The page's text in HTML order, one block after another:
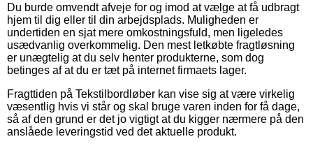
Du burde omvendt afveje for og imod at vælge at få udbragt
hjem til dig eller til din arbejdsplads. Muligheden er
undertiden en sjat mere omkostningsfuld, men ligeledes
usædvanlig overkommelig. Den mest letkøbte fragtløsning
er unægtelig at du selv henter produkterne, som dog
betinges af at du er tæt på internet firmaets lager.
Fragttiden på Tekstilbordløber kan vise sig at være virkelig
væsentlig hvis vi står og skal bruge varen inden for få dage,
så af den grund er det jo vigtigt at du kigger nærmere på den
anslåede leveringstid ved det aktuelle produkt.